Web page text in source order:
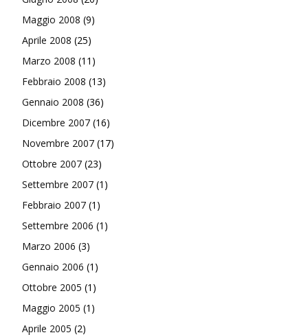
Maggio 2008 (9)
Aprile 2008 (25)
Marzo 2008 (11)
Febbraio 2008 (13)
Gennaio 2008 (36)
Dicembre 2007 (16)
Novembre 2007 (17)
Ottobre 2007 (23)
Settembre 2007 (1)
Febbraio 2007 (1)
Settembre 2006 (1)
Marzo 2006 (3)
Gennaio 2006 (1)
Ottobre 2005 (1)
Maggio 2005 (1)
Aprile 2005 (2)